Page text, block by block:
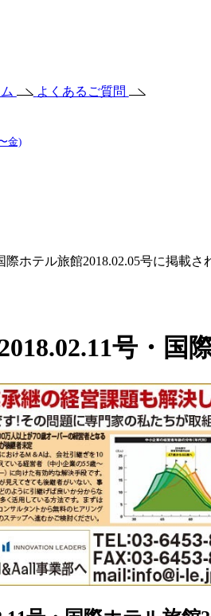
よくあるご質問
金)
ホテル旅館2018.02.05号に掲載さ
号・国